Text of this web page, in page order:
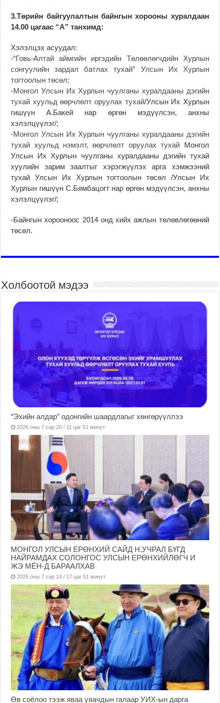
3.Төрийн байгуулалтын байнгын хорооны хуралдаан
14.00 цагаас “А” танхимд:
Хэлэлцэх асуудал:
-“Говь-Алтай аймгийн иргэдийн Төлөөлөгчдийн Хурлын
сонгуулийн зардал батлах тухай” Улсын Их Хурлын
тогтоолын төсөл;
-Монгол Улсын Их Хурлын чуулганы хуралдааны дэгийн
тухай хуульд өөрчлөлт оруулах тухай/Улсын Их Хурлын
гишүүн А.Бакей нар өргөн мэдүүлсэн, анхны
хэлэлцүүлэг/;
-Монгол Улсын Их Хурлын чуулганы хуралдааны дэгийн
тухай хуульд нэмэлт, өөрчлөлт оруулах тухай Монгол
Улсын Их Хурлын чуулганы хуралдааны дэгийн тухай
хуулийн зарим заалтыг хэрэгжүүлэх арга хэмжээний
тухай Улсын Их Хурлын тогтоолын төсөл /Улсын Их
Хурлын гишүүн С.Бямбацогт нар өргөн мэдүүлсэн, анхны
хэлэлцүүлэг/;
-Байнгын хорооноос 2014 онд хийх ажлын төлөвлөгөөний
төсөл.
Холбоотой мэдээ
“Эхийн алдар” одонгийн шаардлагыг хөнгөрүүллээ
2026 оны 7 сар 20 / 11 цаг 51 минут
МОНГОЛ УЛСЫН ЕРӨНХИЙ САЙД Н.УЧРАЛ БҮГД
НАЙРАМДАХ СОЛОНГОС УЛСЫН ЕРӨНХИЙЛӨГЧ И
ЖЭ МЁН-Д БАРААЛХАВ
2026 оны 7 сар 14 / 17 цаг 51 минут
Өв соёлоо тээж яваа уяачдын галаар УИХ-ын дарга